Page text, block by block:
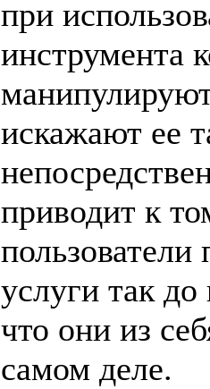
при
инструмента
искажают ее
приводит к
услуги так
что они из
самом деле.